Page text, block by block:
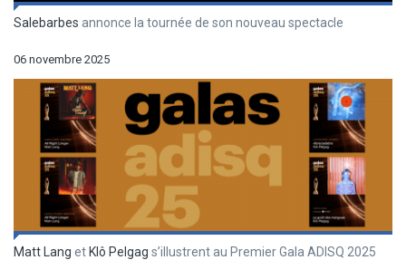
Salebarbes annonce la tournée de son nouveau spectacle
06 novembre 2025
Matt Lang et Klô Pelgag s’illustrent au Premier Gala ADISQ 2025